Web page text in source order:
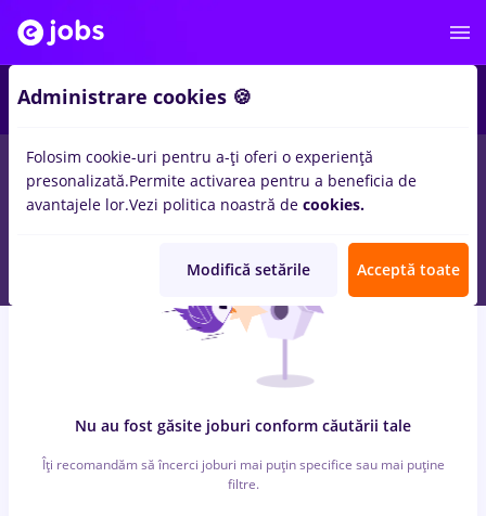
locuri de muncacercetare, Part time inCluj-Napoca
StudentinConstructii / Instalatii, IT / Telecom
Nu au fost găsite joburi conform căutării tale
Îți recomandăm să încerci joburi mai puțin specifice sau mai puține
filtre.
Administrare cookies 🍪
Folosim cookie-uri pentru a-ți oferi o experiență
presonalizată.Permite activarea pentru a beneficia de
avantajele lor.Vezi politica noastră de cookies.
Modifică setările Acceptă toate